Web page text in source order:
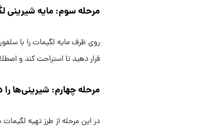
مرحله سوم: مایه شیرینی
قرار دهید تا استراحت کند و
مرحله چهارم: شیرینی‌ها
در این مرحله از طرز تهیه